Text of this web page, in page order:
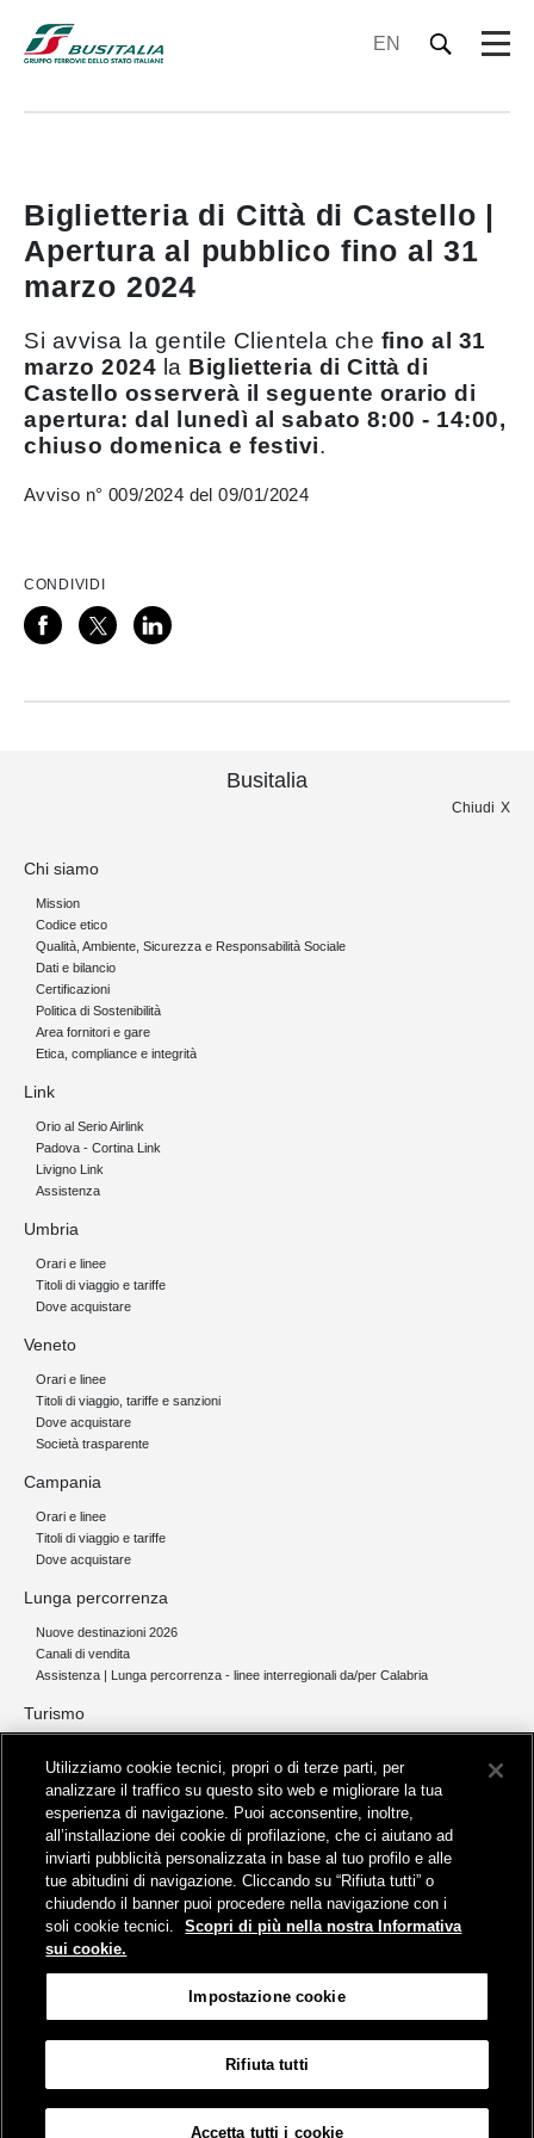
EN
Biglietteria di Città di Castello |
Apertura al pubblico fino al 31
marzo 2024
Si avvisa la gentile Clientela che fino al 31
marzo 2024 la Biglietteria di Città di
Castello osserverà il seguente orario di
apertura: dal lunedì al sabato 8:00 - 14:00,
chiuso domenica e festivi.
Avviso n° 009/2024 del 09/01/2024
CONDIVIDI
Busitalia
Chiudi
Chi siamo
Mission
Codice etico
Qualità, Ambiente, Sicurezza e Responsabilità Sociale
Dati e bilancio
Certificazioni
Politica di Sostenibilità
Area fornitori e gare
Etica, compliance e integrità
Link
Orio al Serio Airlink
Padova - Cortina Link
Livigno Link
Assistenza
Umbria
Orari e linee
Titoli di viaggio e tariffe
Dove acquistare
Veneto
Orari e linee
Titoli di viaggio, tariffe e sanzioni
Dove acquistare
Società trasparente
Campania
Orari e linee
Titoli di viaggio e tariffe
Dove acquistare
Lunga percorrenza
Nuove destinazioni 2026
Canali di vendita
Assistenza | Lunga percorrenza - linee interregionali da/per Calabria
Turismo
Servizi per aeroporti
Servizi di noleggio con conducente
Servizio di navigazione sul Lago Trasimeno
News e comunicati stampa
Comunicati stampa
Busitalia – Sita Nord
, Gruppo FS Italiane, è attiva nei servizi di
trasporto locale in Italia ed all'estero, che gestisce direttamente o
attraverso società controllate.
Viale Fratelli Rosselli, 80 - 50123 Firenze
Utilizziamo cookie tecnici, propri o di terze parti, per
analizzare il traffico su questo sito web e migliorare la tua
esperienza di navigazione. Puoi acconsentire, inoltre,
all’installazione dei cookie di profilazione, che ci aiutano ad
inviarti pubblicità personalizzata in base al tuo profilo e alle
tue abitudini di navigazione. Cliccando su “Rifiuta tutti” o
chiudendo il banner puoi procedere nella navigazione con i
soli cookie tecnici.
Scopri di più nella nostra Informativa
sui cookie.
Impostazione cookie
Rifiuta tutti
Accetta tutti i cookie